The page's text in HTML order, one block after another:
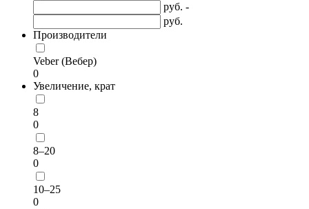
руб. -
руб.
Производители
Veber (Вебер)
0
Увеличение, крат
8
0
8–20
0
10–25
0